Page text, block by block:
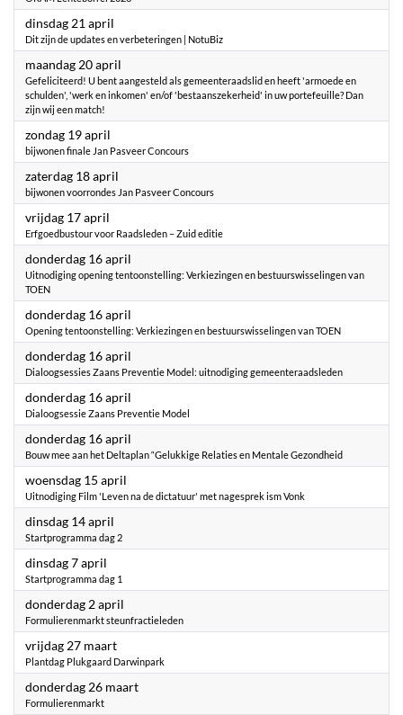
dinsdag 21 april
Dit zijn de updates en verbeteringen | NotuBiz
maandag 20 april
Gefeliciteerd! U bent aangesteld als gemeenteraadslid en heeft 'armoede en
schulden', 'werk en inkomen' en/of 'bestaanszekerheid' in uw portefeuille? Dan
zijn wij een match!
zondag 19 april
bijwonen finale Jan Pasveer Concours
zaterdag 18 april
bijwonen voorrondes Jan Pasveer Concours
vrijdag 17 april
Erfgoedbustour voor Raadsleden – Zuid editie
donderdag 16 april
Uitnodiging opening tentoonstelling: Verkiezingen en bestuurswisselingen van
TOEN
donderdag 16 april
Opening tentoonstelling: Verkiezingen en bestuurswisselingen van TOEN
donderdag 16 april
Dialoogsessies Zaans Preventie Model: uitnodiging gemeenteraadsleden
donderdag 16 april
Dialoogsessie Zaans Preventie Model
donderdag 16 april
Bouw mee aan het Deltaplan “Gelukkige Relaties en Mentale Gezondheid
woensdag 15 april
Uitnodiging Film 'Leven na de dictatuur' met nagesprek ism Vonk
dinsdag 14 april
Startprogramma dag 2
dinsdag 7 april
Startprogramma dag 1
donderdag 2 april
Formulierenmarkt steunfractieleden
vrijdag 27 maart2026
Plantdag Plukgaard Darwinpark
donderdag 26 maart2026
Formulierenmarkt